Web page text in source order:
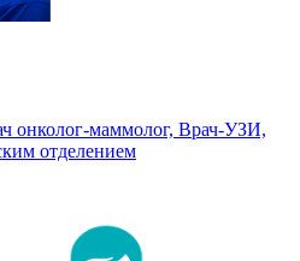
онколог-маммолог, Врач-УЗИ,
отделением